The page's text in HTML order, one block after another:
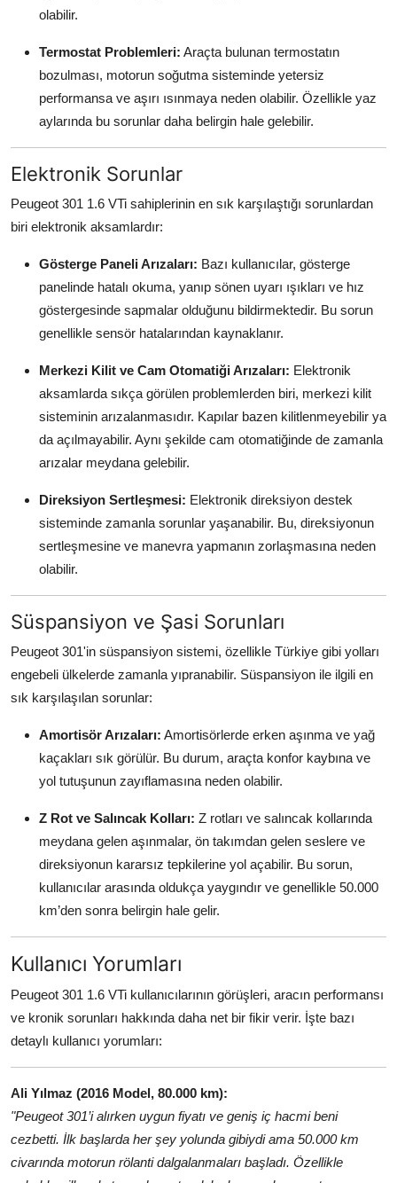
olabilir.
Termostat Problemleri: Araçta bulunan termostatın
bozulması, motorun soğutma sisteminde yetersiz
performansa ve aşırı ısınmaya neden olabilir. Özellikle yaz
aylarında bu sorunlar daha belirgin hale gelebilir.
Elektronik Sorunlar
Peugeot 301 1.6 VTi sahiplerinin en sık karşılaştığı sorunlardan
biri elektronik aksamlardır:
Gösterge Paneli Arızaları: Bazı kullanıcılar, gösterge
panelinde hatalı okuma, yanıp sönen uyarı ışıkları ve hız
göstergesinde sapmalar olduğunu bildirmektedir. Bu sorun
genellikle sensör hatalarından kaynaklanır.
Merkezi Kilit ve Cam Otomatiği Arızaları: Elektronik
aksamlarda sıkça görülen problemlerden biri, merkezi kilit
sisteminin arızalanmasıdır. Kapılar bazen kilitlenmeyebilir ya
da açılmayabilir. Aynı şekilde cam otomatiğinde de zamanla
arızalar meydana gelebilir.
Direksiyon Sertleşmesi: Elektronik direksiyon destek
sisteminde zamanla sorunlar yaşanabilir. Bu, direksiyonun
sertleşmesine ve manevra yapmanın zorlaşmasına neden
olabilir.
Süspansiyon ve Şasi Sorunları
Peugeot 301'in süspansiyon sistemi, özellikle Türkiye gibi yolları
engebeli ülkelerde zamanla yıpranabilir. Süspansiyon ile ilgili en
sık karşılaşılan sorunlar:
Amortisör Arızaları: Amortisörlerde erken aşınma ve yağ
kaçakları sık görülür. Bu durum, araçta konfor kaybına ve
yol tutuşunun zayıflamasına neden olabilir.
Z Rot ve Salıncak Kolları: Z rotları ve salıncak kollarında
meydana gelen aşınmalar, ön takımdan gelen seslere ve
direksiyonun kararsız tepkilerine yol açabilir. Bu sorun,
kullanıcılar arasında oldukça yaygındır ve genellikle 50.000
km’den sonra belirgin hale gelir.
Kullanıcı Yorumları
Peugeot 301 1.6 VTi kullanıcılarının görüşleri, aracın performansı
ve kronik sorunları hakkında daha net bir fikir verir. İşte bazı
detaylı kullanıcı yorumları:
Ali Yılmaz (2016 Model, 80.000 km):
"Peugeot 301’i alırken uygun fiyatı ve geniş iç hacmi beni
cezbetti. İlk başlarda her şey yolunda gibiydi ama 50.000 km
civarında motorun rölanti dalgalanmaları başladı. Özellikle